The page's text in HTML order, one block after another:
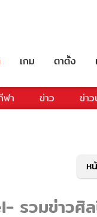
เกม ตาตั้ง
ฬา ข่าว ข่า
ห
รวมข่าวศิ